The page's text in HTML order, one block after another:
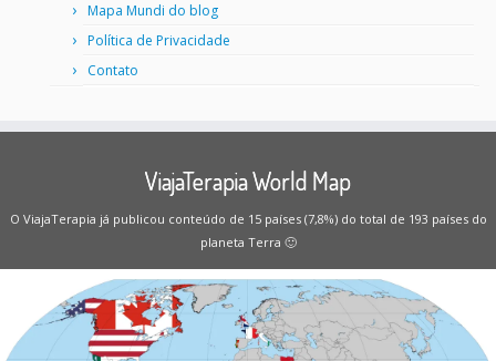
Mapa Mundi do blog
Política de Privacidade
Contato
ViajaTerapia World Map
O ViajaTerapia já publicou conteúdo de 15 países (7,8%) do total de 193 países do
planeta Terra 🙂